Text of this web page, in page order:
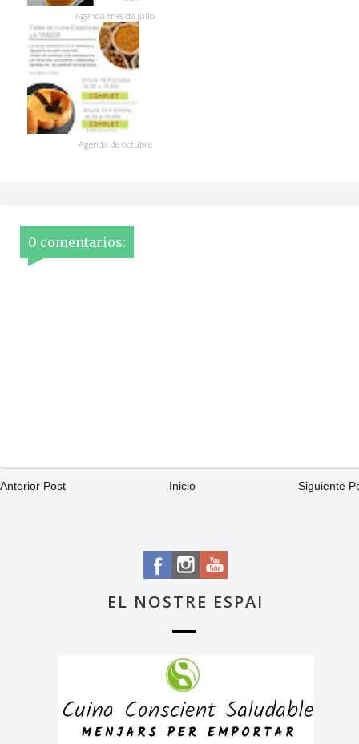
Agenda mes de julio
Agenda de octubre
0 comentarios:
Anterior Post Inicio Siguiente
EL NOSTRE ESPAI